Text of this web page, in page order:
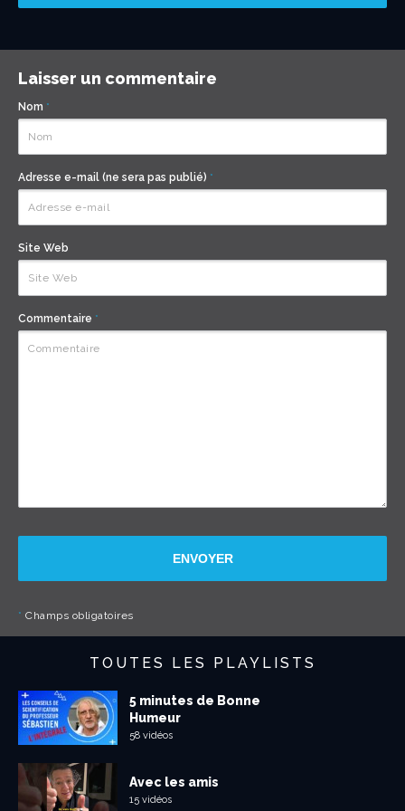
Laisser un commentaire
Nom *
Adresse e-mail (ne sera pas publié) *
Site Web
Commentaire *
ENVOYER
* Champs obligatoires
TOUTES LES PLAYLISTS
5 minutes de Bonne
Humeur
58 vidéos
Avec les amis
15 vidéos